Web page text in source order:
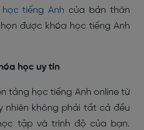
học tiếng Anh của bản thân
được khóa học tiếng Anh
học uy tín
tảng học tiếng Anh online từ
nhiên không phải tất cả đều
tập và trình độ của bạn.